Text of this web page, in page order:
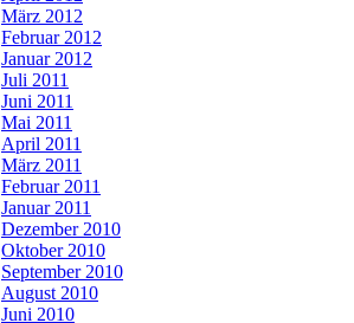
März 2012
Februar 2012
Januar 2012
Juli 2011
Juni 2011
Mai 2011
April 2011
März 2011
Februar 2011
Januar 2011
Dezember 2010
Oktober 2010
September 2010
August 2010
Juni 2010